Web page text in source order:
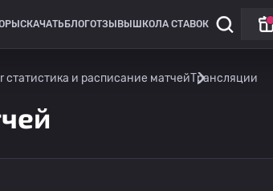
СКАЧАТЬ БЛОГОТЗЫВЫ ШКОЛА СТАВОК
статистика и расписание матчейТрансляции